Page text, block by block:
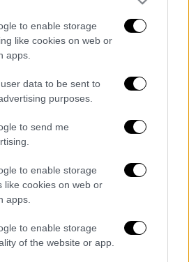
to enable storage
like cookies on web or
apps.
data to be sent to
purposes.
to send me
to enable storage
like cookies on web or
apps.
to enable storage
of the website or app.
ενώ το 30%
με την ίδια
των ερωτηθέντων
να κάνει
με τις διακοπές και τα
σχέση με τα εστιατόρια
κινηματογράφους, το
αγορές γενικώς, το 33%
της κατοικίας.
ερωτηθέντων δήλωσε
περικοπή δαπανών
μήνες.